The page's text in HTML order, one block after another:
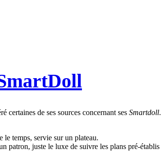
certaines de ses sources concernant ses Smartdoll
le temps, servie sur un plateau.
patron, juste le luxe de suivre les plans pré-